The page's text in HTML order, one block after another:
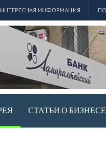
ИНТЕРЕСНАЯ ИНФОРМАЦИЯ
СТАТЬИ О БИЗНЕСЕ